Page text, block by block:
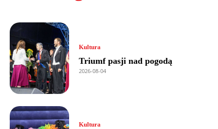
Kultura
Triumf pasji nad pogodą
2026-08-04
Kultura